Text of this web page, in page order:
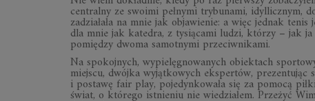
centralny ze swoimi pełnymi trybunami, idyllicznym,
zadziałała na mnie jak objawienie: a więc jednak
dla mnie jak katedra, z tysiącami ludzi, którzy – jak
pomiędzy dwoma samotnymi przeciwnikami.
Na spokojnych, wypielęgnowanych obiektach
miejscu, dwójka wyjątkowych ekspertów, prezentując
i postawę fair play, pojedynkowała się za pomocą
świat, o którego istnieniu nie wiedziałem. Przeżyć